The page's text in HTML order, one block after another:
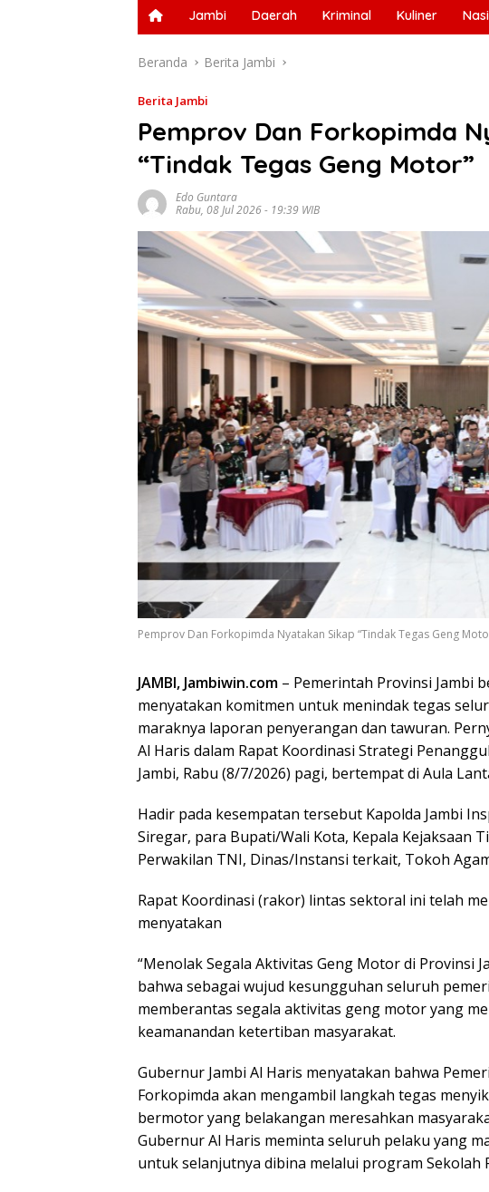
Jambi Daerah Kriminal Kuliner
Beranda Berita Jambi
Berita Jambi
Pemprov Dan Forkopimda
“Tindak Tegas Geng Motor”
Edo Guntara
Rabu, 08 Jul 2026 - 19:39 WIB
Pemprov Dan Forkopimda Nyatakan Sikap “Tindak Tegas Geng
JAMBI, Jambiwin.com – Pemerintah Provinsi Jambi
menyatakan komitmen untuk menindak tegas
maraknya laporan penyerangan dan tawuran.
Al Haris dalam Rapat Koordinasi Strategi
Jambi, Rabu (8/7/2026) pagi, bertempat di Aula
Hadir pada kesempatan tersebut Kapolda Jambi
Siregar, para Bupati/Wali Kota, Kepala Kejaksaan
Perwakilan TNI, Dinas/Instansi terkait, Tokoh
Rapat Koordinasi (rakor) lintas sektoral ini telah
menyatakan
“Menolak Segala Aktivitas Geng Motor di Provinsi
bahwa sebagai wujud kesungguhan seluruh
memberantas segala aktivitas geng motor yang
keamanandan ketertiban masyarakat.
Gubernur Jambi Al Haris menyatakan bahwa
Forkopimda akan mengambil langkah tegas
bermotor yang belakangan meresahkan
Gubernur Al Haris meminta seluruh pelaku yang
untuk selanjutnya dibina melalui program Sekolah